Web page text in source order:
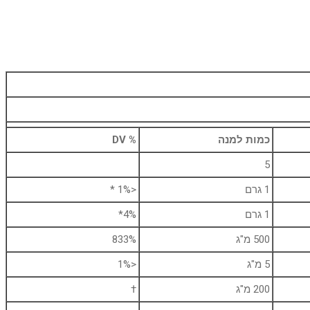
כמות למנה
% DV
5
1 גרם
<1% *
1 גרם
4%*
500 מ"ג
833%
5 מ"ג
<1%
200 מ"ג
†